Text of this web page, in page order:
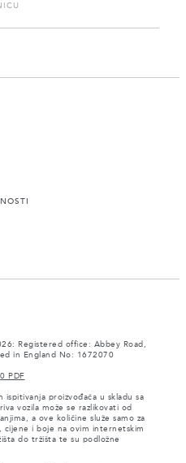
Registered office: Abbey Road,
in England No: 1672070
PDF
ispitivanja proizvođača u skladu sa
vozila može se razlikovati od
a ove količine služe samo za
cijene i boje na ovim internetskim
do tržišta te su podložne